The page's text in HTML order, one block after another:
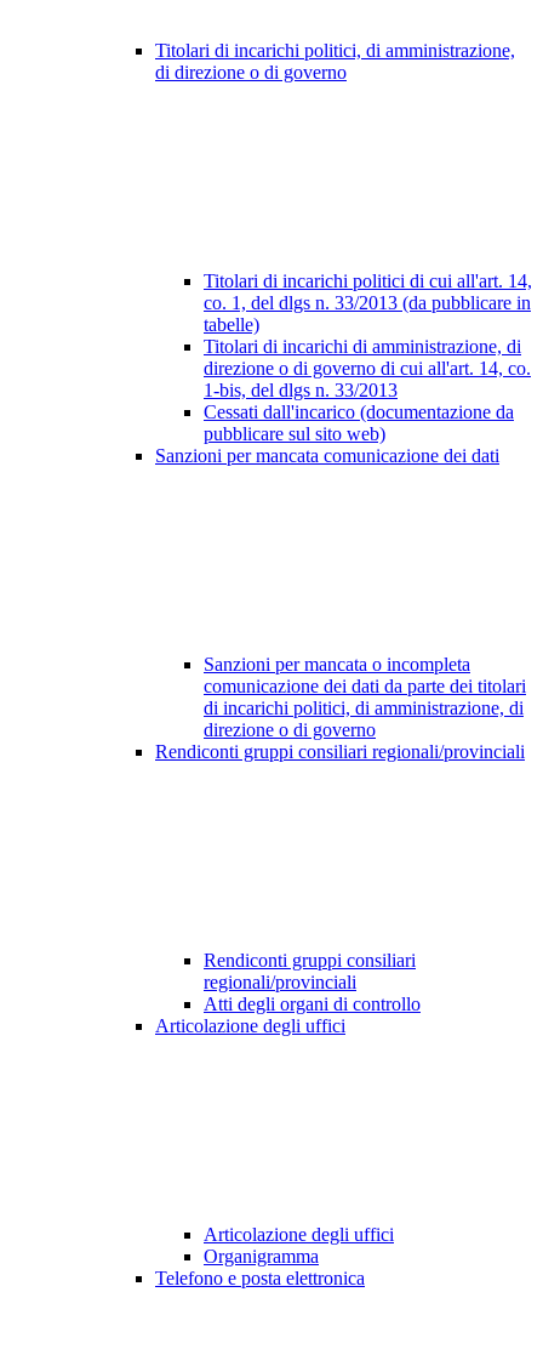
Titolari di incarichi politici, di amministrazione,
di direzione o di governo
Titolari di incarichi politici di cui all'art. 14,
co. 1, del dlgs n. 33/2013 (da pubblicare in
tabelle)
Titolari di incarichi di amministrazione, di
direzione o di governo di cui all'art. 14, co.
1-bis, del dlgs n. 33/2013
Cessati dall'incarico (documentazione da
pubblicare sul sito web)
Sanzioni per mancata comunicazione dei dati
Sanzioni per mancata o incompleta
comunicazione dei dati da parte dei titolari
di incarichi politici, di amministrazione, di
direzione o di governo
Rendiconti gruppi consiliari regionali/provinciali
Rendiconti gruppi consiliari
regionali/provinciali
Atti degli organi di controllo
Articolazione degli uffici
Articolazione degli uffici
Organigramma
Telefono e posta elettronica